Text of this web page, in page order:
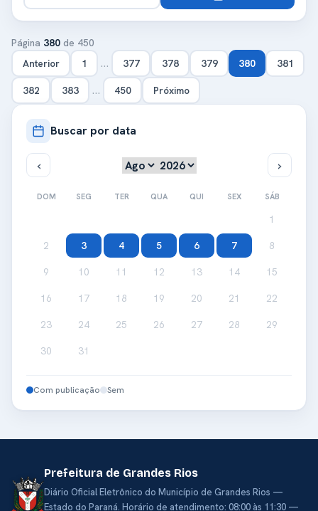
Página 380 de 450
Anterior
1 … 377 378 379 380 381
382 383 … 450 Próximo
Buscar por data
DOM SEG TER QUA QUI SEX SÁB
1
2 3 4 5 6 7 8
9 10 11 12 13 14 15
16 17 18 19 20 21 22
23 24 25 26 27 28 29
30 31
Com publicação Sem
Prefeitura de Grandes Rios
Diário Oficial Eletrônico do Município de Grandes Rios —
Estado do Paraná. Horário de atendimento: 08:00 às 11:30 —